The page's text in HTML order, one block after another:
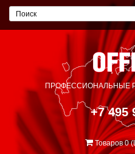
ПРОФЕССИОНАЛЬНЫЕ
+7 495
Товаров 0